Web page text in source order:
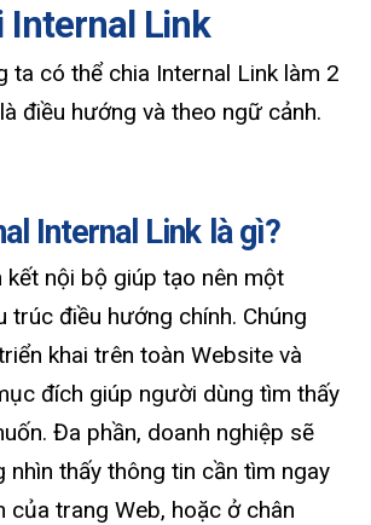
Internal Link
ta có thể chia Internal Link làm 2
điều hướng và theo ngữ cảnh.
Internal Link là gì?
kết nội bộ giúp tạo nên một
trúc điều hướng chính. Chúng
khai trên toàn Website và
đích giúp người dùng tìm thấy
Đa phần, doanh nghiệp sẽ
nhìn thấy thông tin cần tìm ngay
của trang Web, hoặc ở chân